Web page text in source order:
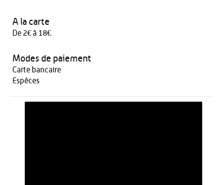
A la carte
De 2€ à 18€
Modes de paiement
Carte bancaire
Espèces